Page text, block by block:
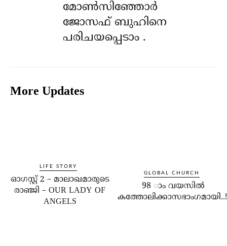
മോൺസിഞ്ഞോർ
ജോസഫ് ബുഹിനെ
പരിചയപ്പെടാം .
More Updates
LIFE STORY
ഓഗസ്റ്റ് 2 – മാലാഖമാരുടെ
രാഞ്ജി – OUR LADY OF
ANGELS
GLOBAL CHURCH
98 ാം വയസില്‍